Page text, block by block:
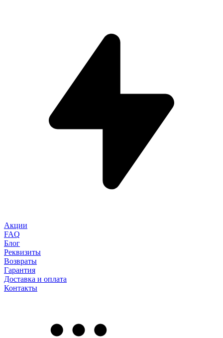
Акции
FAQ
Блог
Реквизиты
Возвраты
Гарантия
Доставка и оплата
Контакты